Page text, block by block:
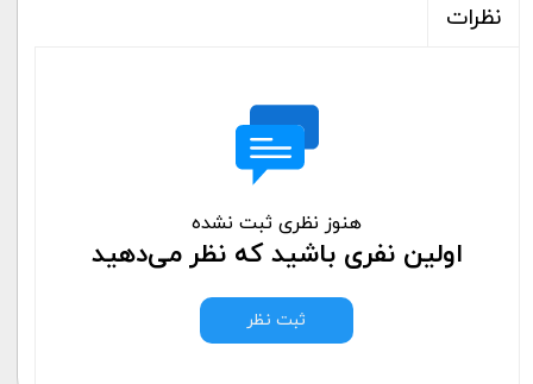
نظرات
هنوز نظری ثبت نشده
اولین نفری باشید که نظر می‌دهید
ثبت نظر